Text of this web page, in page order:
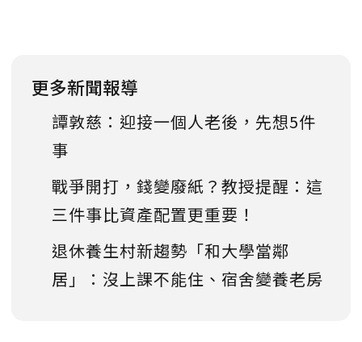
更多新聞報導
譚敦慈：迎接一個人老後，先想5件
事
戰爭開打，錢變廢紙？教授提醒：這
三件事比資產配置更重要！
退休養生村新趨勢「和大學當鄰
居」：沒上課不能住、宿舍變養老房